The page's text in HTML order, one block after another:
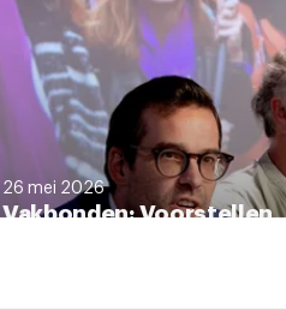
26 mei 2026
Vakbonden: Voorstellen
De voorstellen van het kabinet